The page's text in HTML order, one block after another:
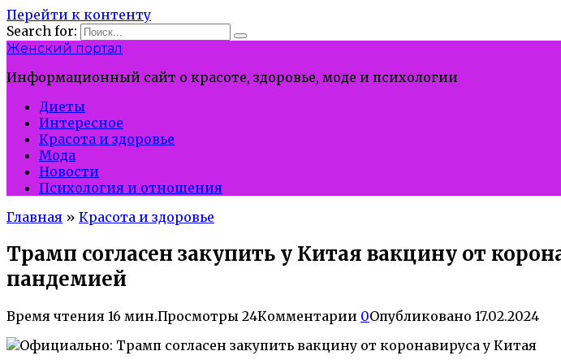
Перейти к контенту
Search for:
Женский портал
Информационный сайт о красоте, здоровье, моде и психологии
Диеты
Интересное
Красота и здоровье
Мода
Новости
Психология и отношения
Главная » Красота и здоровье
Трамп согласен закупить у Китая вакцину от
пандемией
Время чтения 16 мин.Просмотры 24Комментарии 0Опубликовано 17.02.2024